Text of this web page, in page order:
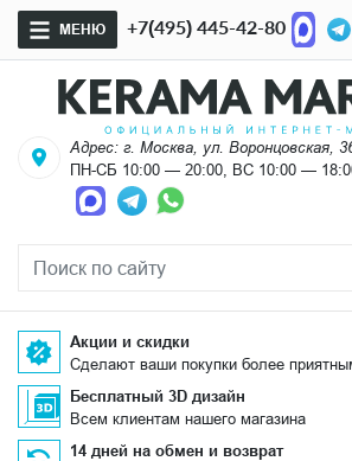
МЕНЮ +7(495) 445-42-80
Адрес: г. Москва, ул. Воронцовская,
ПН-СБ 10:00 — 20:00, ВС 10:00 —
Акции и скидки
Сделают ваши покупки более
Бесплатный 3D дизайн
Всем клиентам нашего магазина
14 дней на обмен и возврат